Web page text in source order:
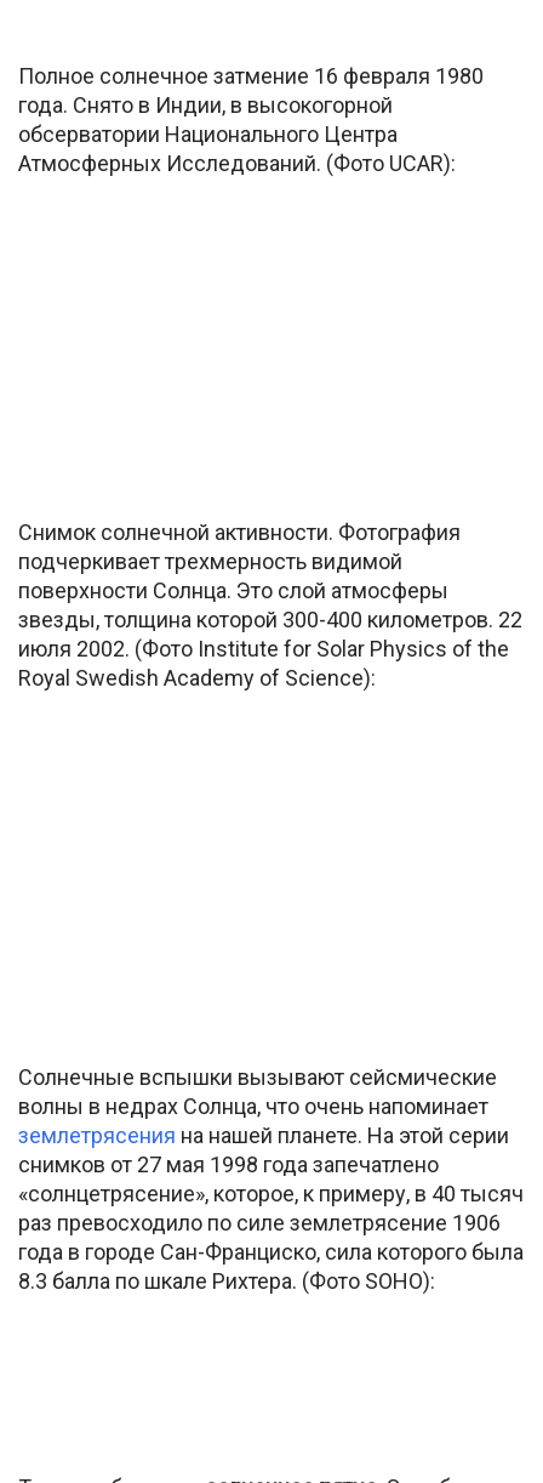
Полное солнечное затмение 16 февраля 1980
года. Снято в Индии, в высокогорной
обсерватории Национального Центра
Атмосферных Исследований. (Фото UCAR):
Снимок солнечной активности. Фотография
подчеркивает трехмерность видимой
поверхности Солнца. Это слой атмосферы
звезды, толщина которой 300-400 километров. 22
июля 2002. (Фото Institute for Solar Physics of the
Royal Swedish Academy of Science):
Солнечные вспышки вызывают сейсмические
волны в недрах Солнца, что очень напоминает
землетрясения на нашей планете. На этой серии
снимков от 27 мая 1998 года запечатлено
«солнцетрясение», которое, к примеру, в 40 тысяч
раз превосходило по силе землетрясение 1906
года в городе Сан-Франциско, сила которого была
8.3 балла по шкале Рихтера. (Фото SOHO):